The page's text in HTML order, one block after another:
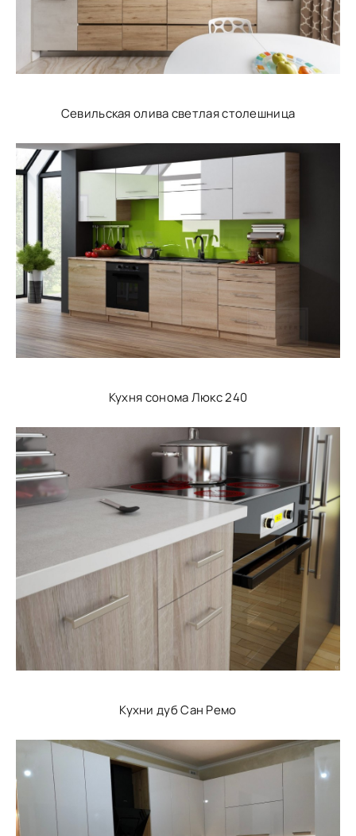
Севильская олива светлая столешница
Кухня сонома Люкс 240
Кухни дуб Сан Ремо